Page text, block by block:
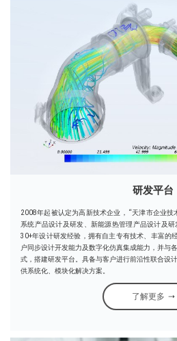
研发平台
2008年起被认定为高新技术企业， “天津市企业技
系统产品设计及研发、新能源热管理产品设计及研
30+年设计研发经验，拥有自主专有技术、丰富的
户同步设计开发能力及数字化仿真集成能力，并与
式，搭建研发平台。具备与客户进行前沿性联合设
供系统化、模块化解决方案。
了解更多